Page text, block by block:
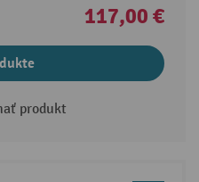
117,00 €
produkt